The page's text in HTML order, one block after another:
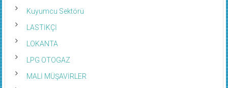
Kuyumcu Sektörü
LASTİKÇİ
LOKANTA
LPG OTOGAZ
MALİ MÜŞAVİRLER